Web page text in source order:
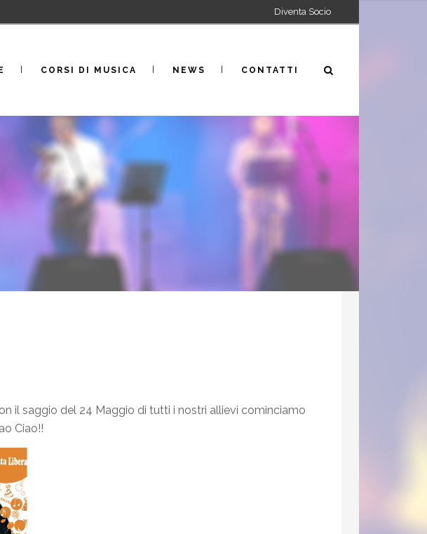
Diventa Socio
CORSI DI MUSICA NEWS CONTATTI
il saggio del 24 Maggio di tutti i nostri allievi cominciamo
Ciao!!